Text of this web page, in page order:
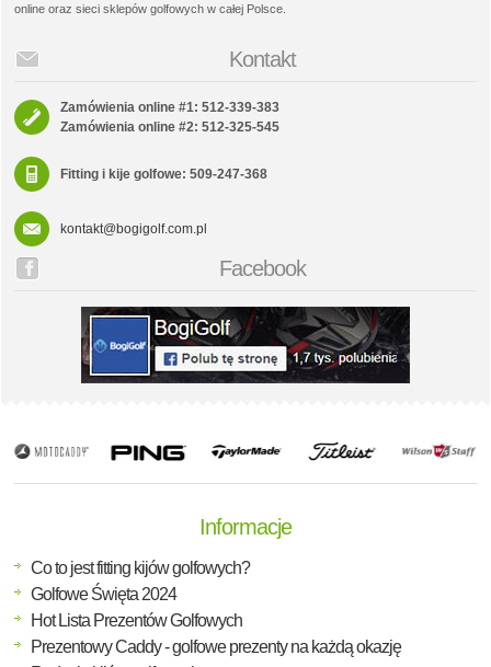
online oraz sieci sklepów golfowych w całej Polsce.
Kontakt
Zamówienia online #1: 512-339-383
Zamówienia online #2: 512-325-545
Fitting i kije golfowe: 509-247-368
kontakt@bogigolf.com.pl
Facebook
Informacje
Co to jest fitting kijów golfowych?
Golfowe Święta 2024
Hot Lista Prezentów Golfowych
Prezentowy Caddy - golfowe prezenty na każdą okazję